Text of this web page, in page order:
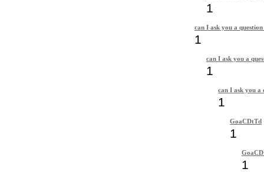
1
can I ask you a question
1
can I ask you a
1
can I ask you a
1
GoaCDtTd
1
1